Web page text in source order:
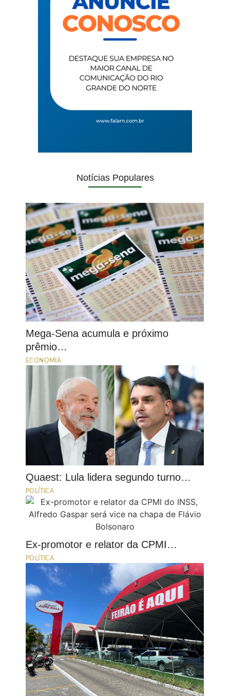
Notícias Populares
Mega-Sena acumula e próximo
prêmio…
ECONOMIA
Quaest: Lula lidera segundo turno…
POLÍTICA
Ex-promotor e relator da CPMI…
POLÍTICA